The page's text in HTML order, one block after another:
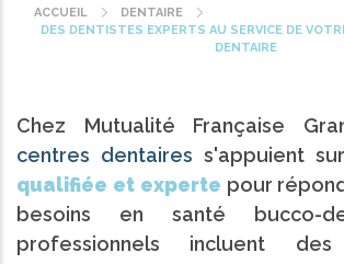
Fil
ACCUEIL
DENTAIRE
DES DENTISTES EXPERTS AU SERVICE DE
DENTAIRE
Chez Mutualité Française
centres dentaires s'appuient
qualifiée et experte pour
besoins en santé bucco-
professionnels incluent des